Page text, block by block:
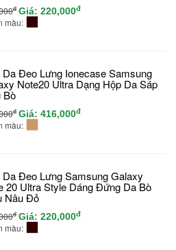
đ Giá: 220,000đ
màu:
Da Đeo Lưng Ionecase Samsung
Note20 Ultra Dạng Hộp Da Sáp
Bò
đ Giá: 416,000đ
màu:
Da Đeo Lưng Samsung Galaxy
20 Ultra Style Dáng Đứng Da Bò
Nâu Đỏ
đ Giá: 220,000đ
màu: